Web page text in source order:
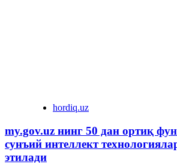
hordiq.uz
my.gov.uz нинг 50 дан ортиқ
сунъий интеллект
этилади